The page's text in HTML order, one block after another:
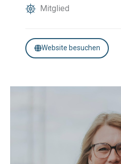
Mitglied
Website besuchen